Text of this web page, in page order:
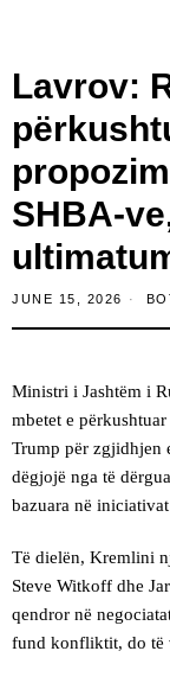
Lavrov:
SHBA-
JUNE 15, 2026
Ministri i Jashtëm i
mbetet e
Trump për zgjidhjen
dëgjojë nga të
bazuara në
Të dielën, Kremlini
Steve Witkoff dhe
qendror në
fund konfliktit, do të